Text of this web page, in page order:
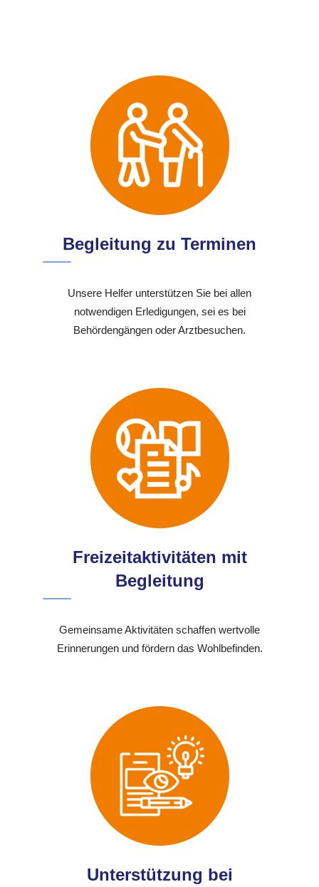
Begleitung zu Terminen
Unsere Helfer unterstützen Sie bei allen
notwendigen Erledigungen, sei es bei
Behördengängen oder Arztbesuchen.
Freizeitaktivitäten mit
Begleitung
Gemeinsame Aktivitäten schaffen wertvolle
Erinnerungen und fördern das Wohlbefinden.
Unterstützung bei